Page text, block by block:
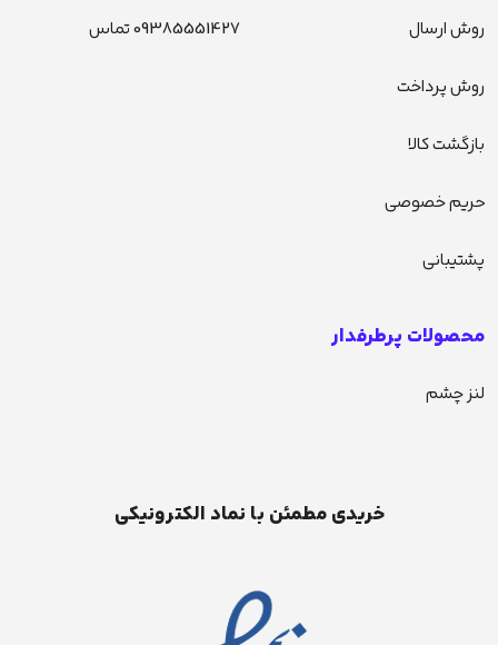
روش ارسال
روش پرداخت
بازگشت کالا
حریم خصوصی
پشتیبانی
09385551427 تماس
محصولات پرطرفدار
لنز چشم
خریدی مطمئن با نماد الکترونیکی